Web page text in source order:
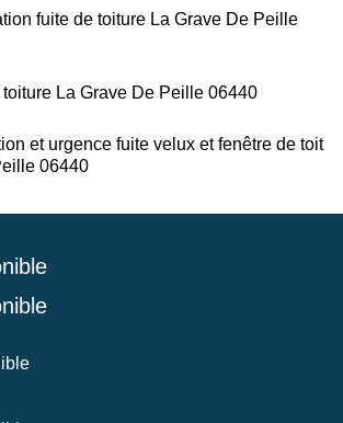
fuite de toiture La Grave De Peille
La Grave De Peille 06440
et urgence fuite velux et fenêtre de toit
06440